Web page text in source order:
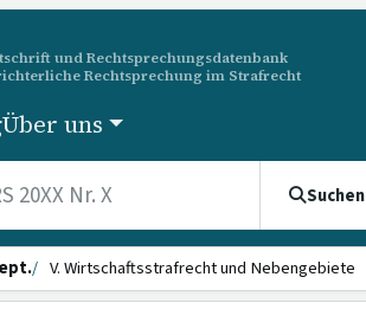
und Rechtsprechungsdatenbank
Rechtsprechung im Strafrecht
Über uns
Suchen
V. Wirtschaftsstrafrecht und Nebengebiete